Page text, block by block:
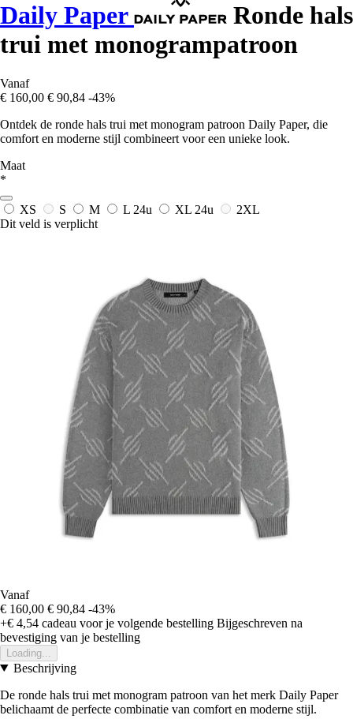
Daily Paper
Ronde hals
trui met monogrampatroon
Vanaf
€ 160,00 € 90,84 -43%
Ontdek de ronde hals trui met monogram patroon Daily Paper, die
comfort en moderne stijl combineert voor een unieke look.
Maat
*
XS S M L 24u XL 24u
2XL
Dit veld is verplicht
Vanaf
€ 160,00 € 90,84 -43%
+€ 4,54 cadeau voor je volgende bestelling Bijgeschreven na
bevestiging van je bestelling
Loading...
Beschrijving
De ronde hals trui met monogram patroon van het merk Daily Paper
belichaamt de perfecte combinatie van comfort en moderne stijl.